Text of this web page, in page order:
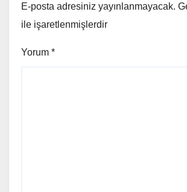
E-posta adresiniz yayınlanmayacak.
ile işaretlenmişlerdir
Yorum *